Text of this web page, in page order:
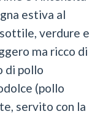
estiva al
verdure e
ma ricco di
di pollo
(pollo
servito con la